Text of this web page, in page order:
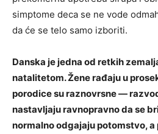
simptome deca se ne vode
da će se telo samo izboriti.
Danska je jedna od retkih
natalitetom. Žene rađaju u
porodice su raznovrsne —
nastavljaju ravnopravno da se
normalno odgajaju potomstvo,